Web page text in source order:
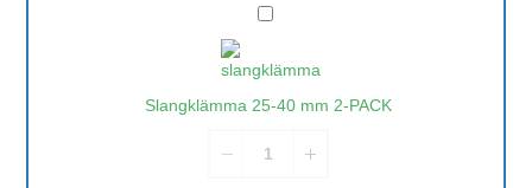
Slangklämma
40
2-
Slangklämma 25-40 mm 2-PACK